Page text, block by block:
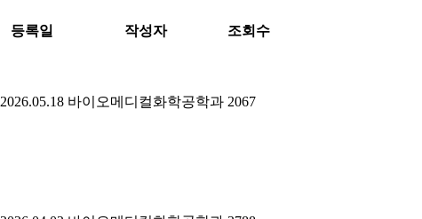
등록일 작성자 조회수
2026.05.18 바이오메디컬화학공학과 2067